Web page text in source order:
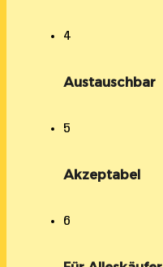
4
Austauschbar
5
Akzeptabel
6